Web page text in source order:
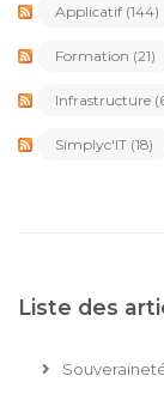
Applicatif (144)
Formation (21)
Infrastructure
Simplyc'IT (18)
Liste des